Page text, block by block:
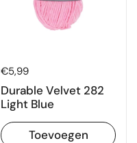
Prijs:
€5,99
Durable Velvet 282
Light Blue
Toevoegen